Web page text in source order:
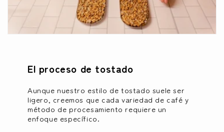
El proceso de tostado
Aunque nuestro estilo de tostado suele ser
ligero, creemos que cada variedad de café y
método de procesamiento requiere un
enfoque específico.